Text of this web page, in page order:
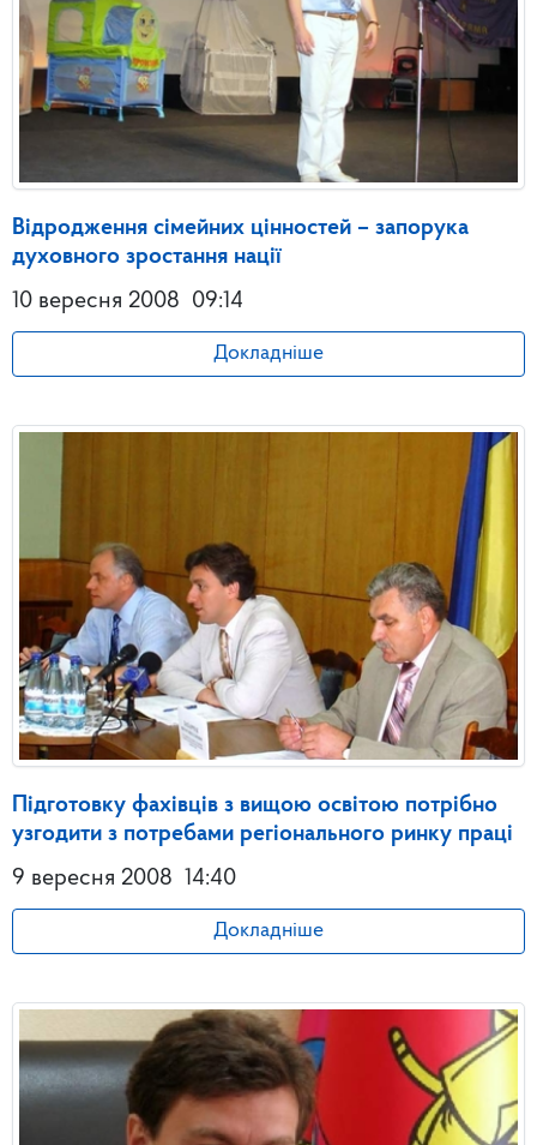
Відродження сімейних цінностей – запорука
духовного зростання нації
10 вересня 2008 09:14
Докладніше
Підготовку фахівців з вищою освітою потрібно
узгодити з потребами регіонального ринку праці
9 вересня 2008
14:40
Докладніше